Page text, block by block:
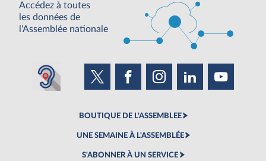
Accédez à toutes
les données de
l'Assemblée nationale
BOUTIQUE DE L'ASSEMBLEE
UNE SEMAINE À L'ASSEMBLÉE
S'ABONNER À UN SERVICE